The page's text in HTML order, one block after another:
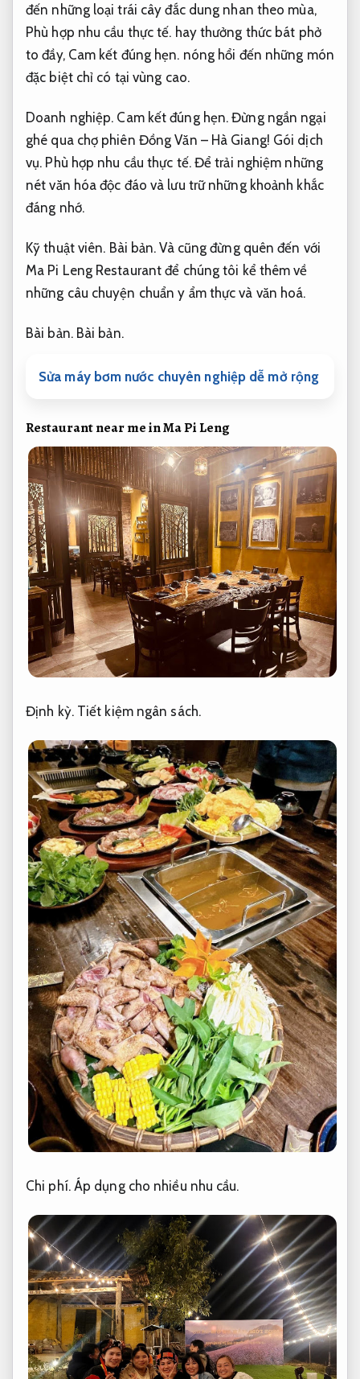
đến những loại trái cây đắc dung nhan theo mùa,
Phù hợp nhu cầu thực tế. hay thưởng thức bát phở
to đầy, Cam kết đúng hẹn. nóng hổi đến những món
đặc biệt chỉ có tại vùng cao.
Doanh nghiệp. Cam kết đúng hẹn. Đừng ngần ngại
ghé qua chợ phiên Đồng Văn – Hà Giang! Gói dịch
vụ. Phù hợp nhu cầu thực tế.Để trải nghiệm những
nét văn hóa độc đáo và lưu trữ những khoảnh khắc
đáng nhớ.
Kỹ thuật viên. Bài bản. Và cũng đừng quên đến với
Ma Pi Leng Restaurant để chúng tôi kể thêm về
những câu chuyện chuẩn y ẩm thực và văn hoá.
Bài bản. Bài bản.
Sửa máy bơm nước chuyên nghiệp dễ mở rộng
Restaurant near me in Ma Pi Leng
Định kỳ. Tiết kiệm ngân sách.
Chi phí. Áp dụng cho nhiều nhu cầu.